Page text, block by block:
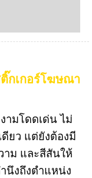
กเกอร์โฆษณา
ามโดดเด่น ไม่
ดียว แต่ยังต้องมี
าม และสีสันให้
นึงถึงตำแหน่ง